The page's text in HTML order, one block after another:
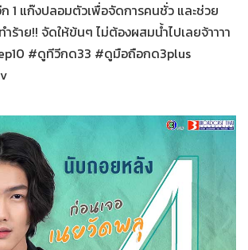
1 แก๊งปลอมตัวเพื่อจัดการคนชั่ว และช่วย
ร้าย!! จัดให้ข้นๆ ไม่ต้องผสมน้ำไปเลยจ้าาาา
#ดูทีวีกด33 #ดูมือถือกด3plus